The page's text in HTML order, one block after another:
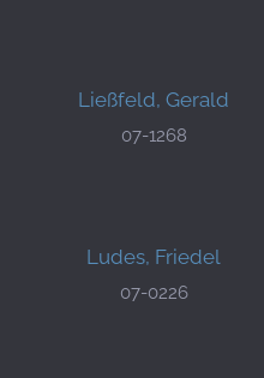
Ließfeld, Gerald
07-1268
Ludes, Friedel
07-0226